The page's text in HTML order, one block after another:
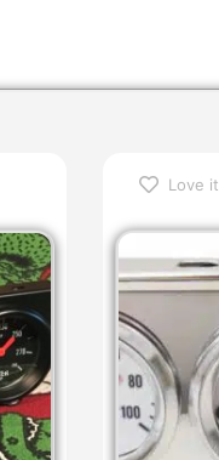
Love it